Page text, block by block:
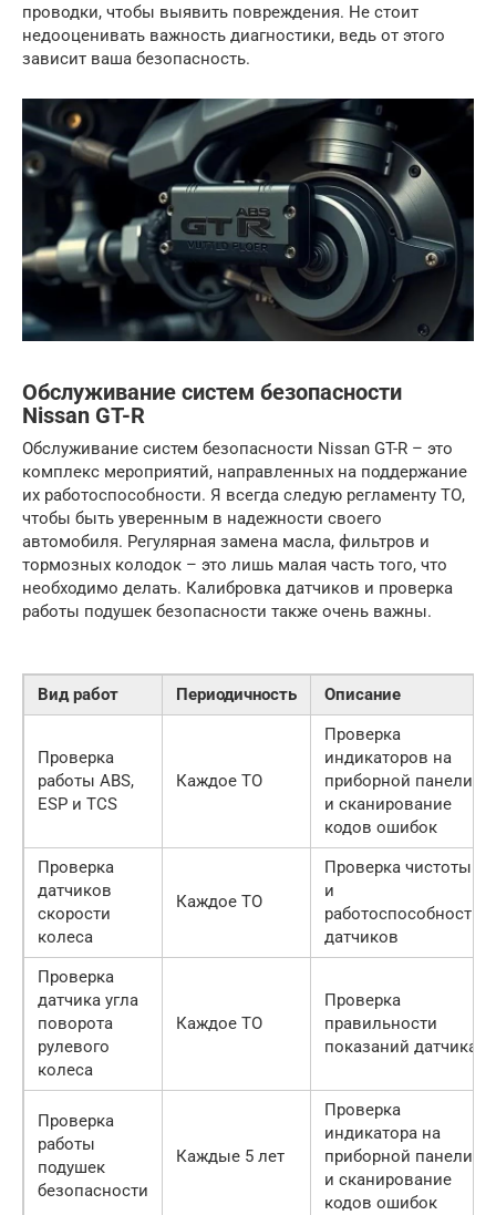
проводки, чтобы выявить повреждения. Не стоит
недооценивать важность диагностики, ведь от этого
зависит ваша безопасность.
Обслуживание систем безопасности
Nissan GT-R
Обслуживание систем безопасности Nissan GT-R – это
комплекс мероприятий, направленных на поддержание
их работоспособности. Я всегда следую регламенту ТО,
чтобы быть уверенным в надежности своего
автомобиля. Регулярная замена масла, фильтров и
тормозных колодок – это лишь малая часть того, что
необходимо делать. Калибровка датчиков и проверка
работы подушек безопасности также очень важны.
Вид работ Периодичность Описание
Проверка
работы ABS,
ESP и TCS
Каждое ТО
Проверка
индикаторов на
приборной панели
и сканирование
кодов ошибок
Проверка
датчиков
скорости
колеса
Каждое ТО
Проверка чистоты
и
работоспособности
датчиков
Проверка
датчика угла
поворота
рулевого
колеса
Каждое ТО
Проверка
правильности
показаний датчика
Проверка
работы
подушек
безопасности
Каждые 5 лет
Проверка
индикатора на
приборной панели
и сканирование
кодов ошибок